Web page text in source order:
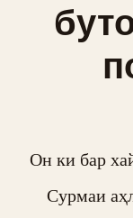
Он ки бар
Сурмаи